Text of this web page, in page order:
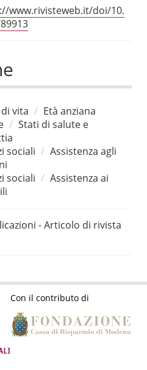
www.rivisteweb.it/doi/10.
vita
Età anziana
Stati di salute e
sociali
Assistenza agli
sociali
Assistenza ai
- Articolo di rivista
Con il contributo di